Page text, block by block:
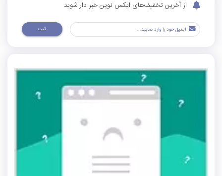
از آخرین تخفیف‌های ایکس نوین خبر دار شوید
ثبت